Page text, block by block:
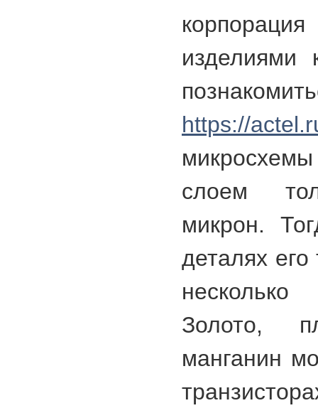
изделиями
https://
слоем
микрон.
деталях
Золото,
манганин